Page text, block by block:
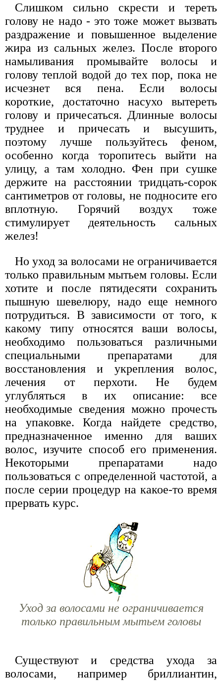
Слишком сильно скрести и тереть
голову не надо - это тоже может вызвать
раздражение и повышенное выделение
жира из сальных желез. После второго
намыливания промывайте волосы и
голову теплой водой до тех пор, пока не
исчезнет вся пена. Если волосы
короткие, достаточно насухо вытереть
голову и причесаться. Длинные волосы
труднее и причесать и высушить,
поэтому лучше пользуйтесь феном,
особенно когда торопитесь выйти на
улицу, а там холодно. Фен при сушке
держите на расстоянии тридцать-сорок
сантиметров от головы, не подносите его
вплотную. Горячий воздух тоже
стимулирует деятельность сальных
желез!
Но уход за волосами не ограничивается
только правильным мытьем головы. Если
хотите и после пятидесяти сохранить
пышную шевелюру, надо еще немного
потрудиться. В зависимости от того, к
какому типу относятся ваши волосы,
необходимо пользоваться различными
специальными препаратами для
восстановления и укрепления волос,
лечения от перхоти. Не будем
углубляться в их описание: все
необходимые сведения можно прочесть
на упаковке. Когда найдете средство,
предназначенное именно для ваших
волос, изучите способ его применения.
Некоторыми препаратами надо
пользоваться с определенной частотой, а
после серии процедур на какое-то время
прервать курс.
Уход за волосами не ограничивается
только правильным мытьем головы
Существуют и средства ухода за
волосами, например бриллиантин,